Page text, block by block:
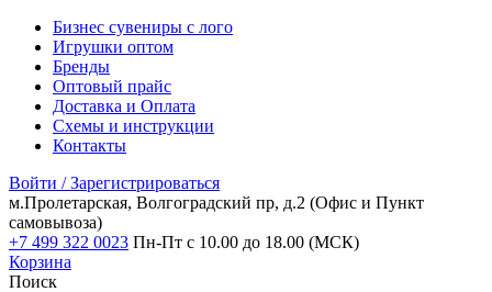
Бизнес сувениры с лого
Игрушки оптом
Бренды
Оптовый прайс
Доставка и Оплата
Схемы и инструкции
Контакты
Войти / Зарегистрироваться
м.Пролетарская, Волгоградский пр, д.2 (Офис и Пункт
самовывоза)
+7 499 322 0023 Пн-Пт с 10.00 до 18.00 (МСК)
Корзина
Поиск